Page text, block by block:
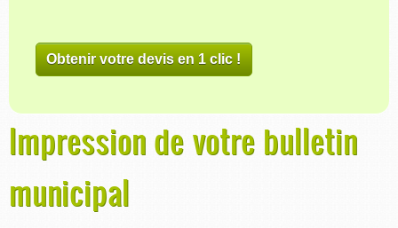
Obtenir votre devis en 1 clic !
Impression de votre bulletin
municipal